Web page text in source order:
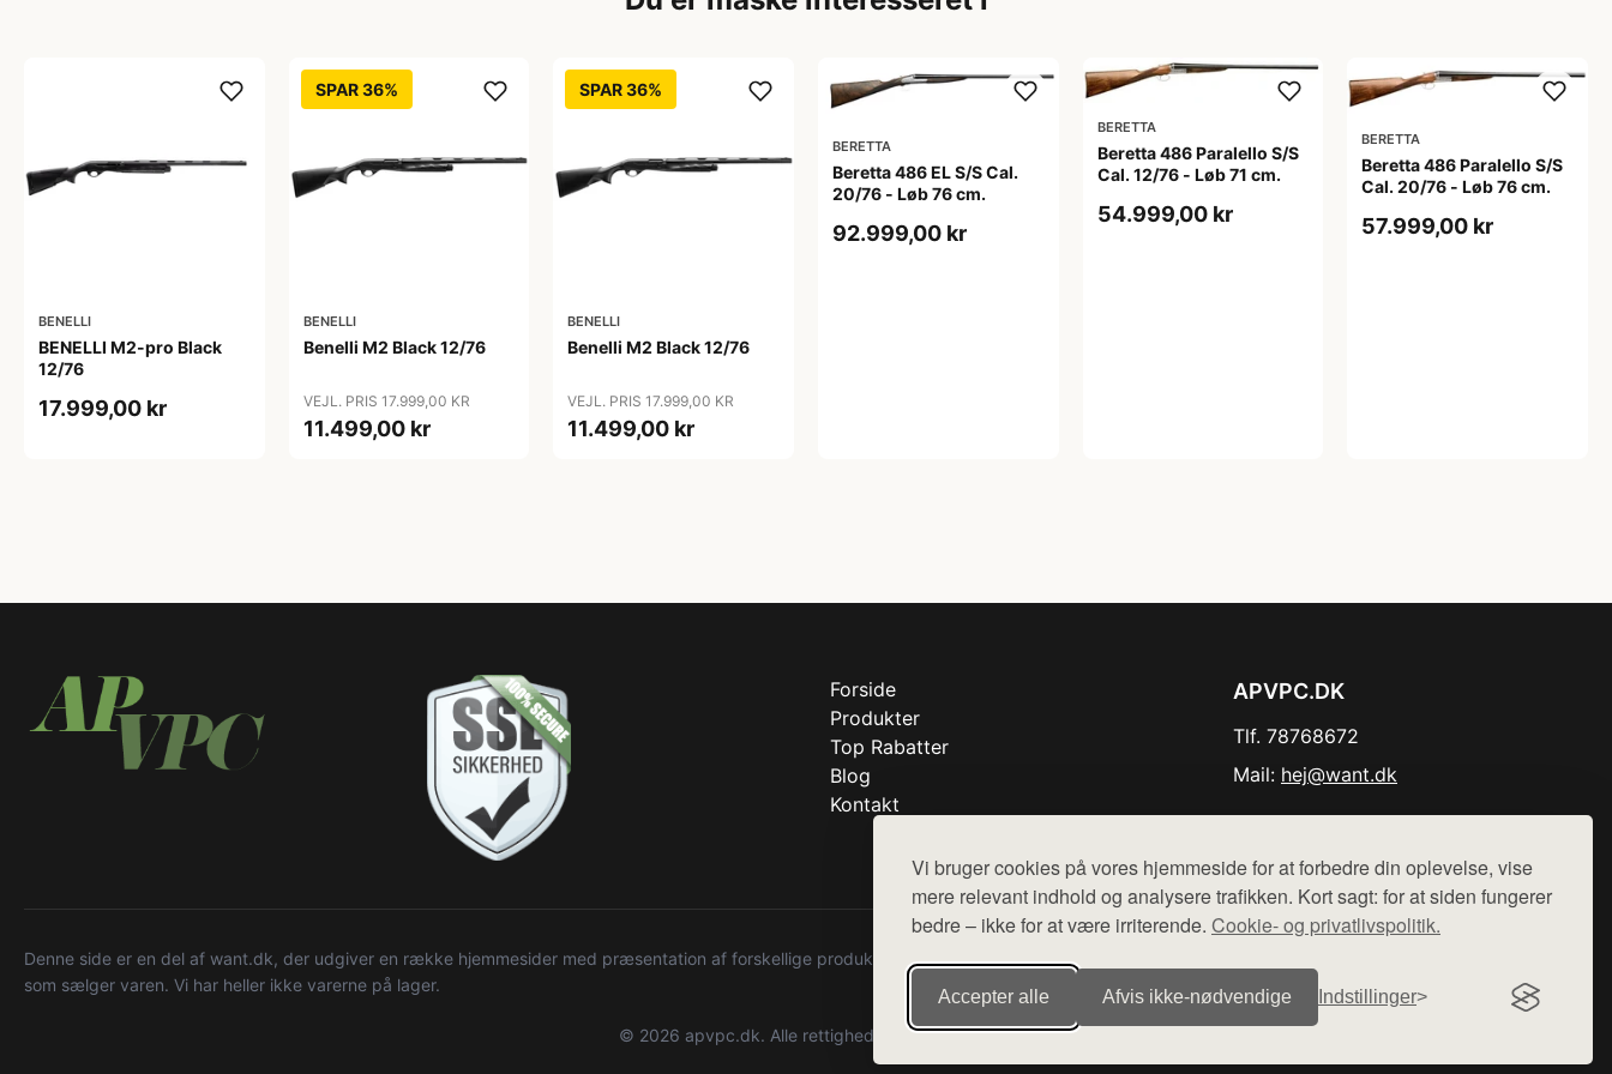
Vi bruger cookies på vores hjemmeside for at forbedre din oplevelse, vise
mere relevant indhold og analysere trafikken. Kort sagt: for at siden fungerer
bedre – ikke for at være irriterende. Cookie- og privatlivspolitik.
Accepter alle Afvis ikke‑nødvendige Indstillinger
BENELLI
BENELLI M2-pro Black
12/76
17.999,00 kr
SPAR 36%
BENELLI
Benelli M2 Black 12/76
VEJL. PRIS 17.999,00 KR
11.499,00 kr
SPAR 36%
BENELLI
Benelli M2 Black 12/76
VEJL. PRIS 17.999,00 KR
11.499,00 kr
BERETTA
Beretta 486 EL S/S Cal.
20/76 - Løb 76 cm.
92.999,00 kr
BERETTA
Beretta 486 Paralello S/S
Cal. 12/76 - Løb 71 cm.
54.999,00 kr
BERETTA
Beretta 486 Paralello S/S
Cal. 20/76 - Løb 76 cm.
57.999,00 kr
Forside
Produkter
Top Rabatter
Blog
Kontakt
APVPC.DK
Tlf. 78768672
Mail: hej@want.dk
Denne side er en del af want.dk, der udgiver en række hjemmesider med præsentation af forskellige produkter fra diverse webshops. Der sælges ikke varer fra denne side - vi henviser til de shops,
som sælger varen. Vi har heller ikke varerne på lager.
© 2026 apvpc.dk. Alle rettigheder forbeholdes.